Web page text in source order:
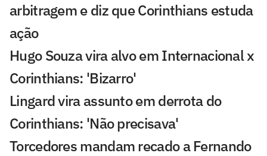
arbitragem e diz que Corinthians estuda
ação
Hugo Souza vira alvo em Internacional x
Corinthians: 'Bizarro'
Lingard vira assunto em derrota do
Corinthians: 'Não precisava'
Torcedores mandam recado a Fernando